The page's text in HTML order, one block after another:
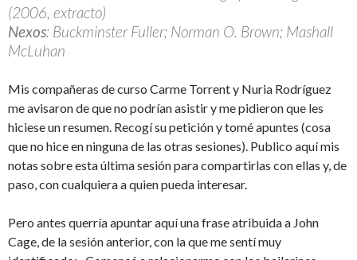
(2006, extracto)
Nexos: Buckminster Fuller; Norman O. Brown; Mashall
McLuhan
Mis compañeras de curso Carme Torrent y Nuria Rodríguez
me avisaron de que no podrían asistir y me pidieron que les
hiciese un resumen. Recogí su petición y tomé apuntes (cosa
que no hice en ninguna de las otras sesiones). Publico aquí mis
notas sobre esta última sesión para compartirlas con ellas y, de
paso, con cualquiera a quien pueda interesar.
Pero antes querría apuntar aquí una frase atribuida a John
Cage, de la sesión anterior, con la que me sentí muy